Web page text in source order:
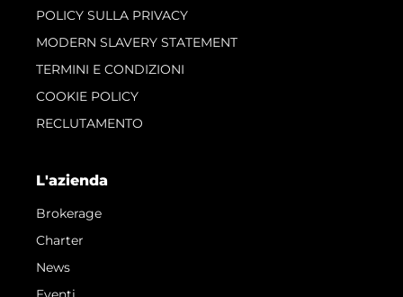
POLICY SULLA PRIVACY
MODERN SLAVERY STATEMENT
TERMINI E CONDIZIONI
COOKIE POLICY
RECLUTAMENTO
L'azienda
Brokerage
Charter
News